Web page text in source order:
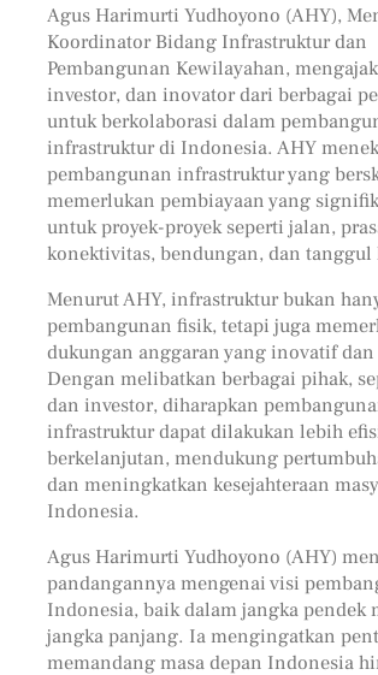
Agus Harimurti Yudhoyono (AHY),
Koordinator Bidang Infrastruktur dan
Pembangunan Kewilayahan,
investor, dan inovator dari berbagai
untuk berkolaborasi dalam
infrastruktur di Indonesia. AHY
pembangunan infrastruktur yang
memerlukan pembiayaan yang
untuk proyek-proyek seperti jalan,
konektivitas, bendungan, dan tanggul
Menurut AHY, infrastruktur bukan
pembangunan fisik, tetapi juga
dukungan anggaran yang inovatif
Dengan melibatkan berbagai pihak,
dan investor, diharapkan
infrastruktur dapat dilakukan lebih
berkelanjutan, mendukung
dan meningkatkan kesejahteraan
Indonesia.
Agus Harimurti Yudhoyono (AHY)
pandangannya mengenai visi
Indonesia, baik dalam jangka pendek
jangka panjang. Ia mengingatkan
memandang masa depan Indonesia